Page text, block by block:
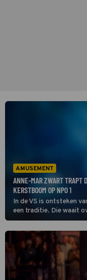
AMUSEMENT
ANNE-MAR ZWART TRAPT
KERSTBOOM OP NPO 1
In de VS is ontsteken
een traditie. Die waait
verzorgt De Nationale
dan ook de aftrap voor
diverse artiesten.